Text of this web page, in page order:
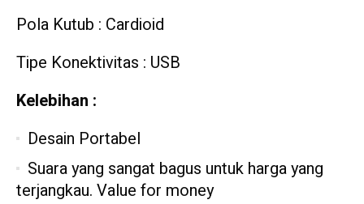
Pola Kutub : Cardioid
Tipe Konektivitas : USB
Kelebihan :
Desain Portabel
Suara yang sangat bagus untuk harga yang
terjangkau. Value for money